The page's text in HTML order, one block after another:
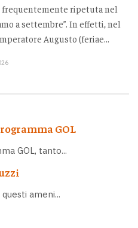
frequentemente ripetuta nel
a settembre”. In effetti, nel
Augusto (feriae...
GOL
GOL, tanto...
ameni...